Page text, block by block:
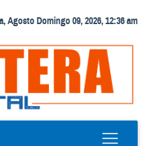
Agosto Domingo 09, 2026, 12:36 am